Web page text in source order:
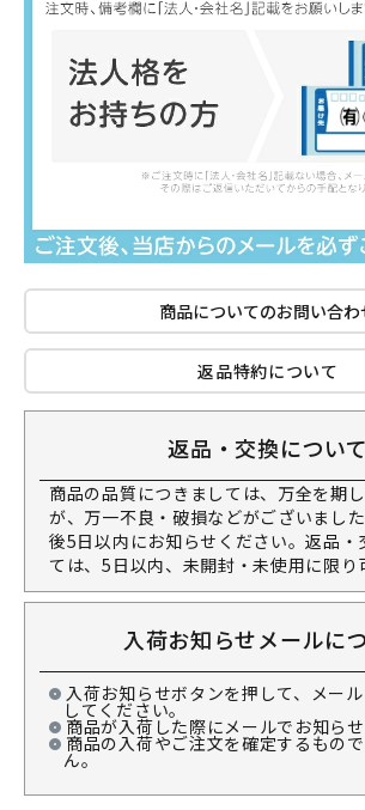
商品についてのお問い合わ
返品特約について
返品・交換について
商品の品質につきましては、万全を期
が、万一不良・破損などがございまし
後5日以内にお知らせください。返品・
ては、5日以内、未開封・未使用に限り
入荷お知らせメールに
入荷お知らせボタンを押して、メー
してください。
商品が入荷した際にメールでお知らせ
商品の入荷やご注文を確定するもの
ん。